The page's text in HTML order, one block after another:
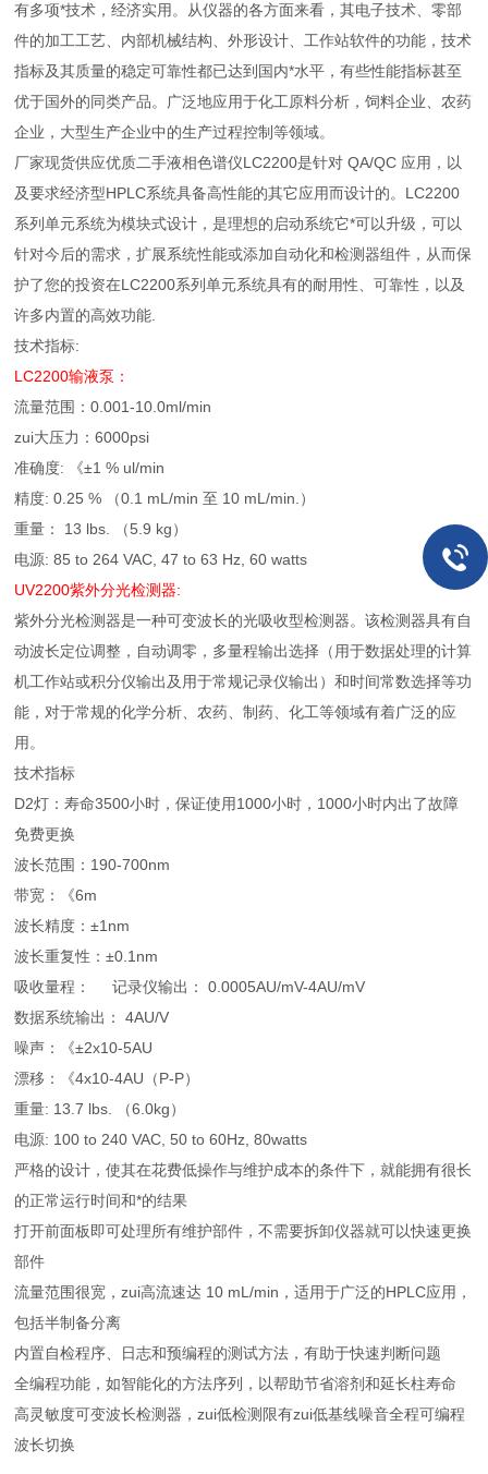
有多项*技术，经济实用。从仪器的各方面来看，其电子技术、零部
件的加工工艺、内部机械结构、外形设计、工作站软件的功能，技术
指标及其质量的稳定可靠性都已达到国内*水平，有些性能指标甚至
优于国外的同类产品。广泛地应用于化工原料分析，饲料企业、农药
企业，大型生产企业中的生产过程控制等领域。
厂家现货供应优质二手液相色谱仪LC2200是针对 QA/QC 应用，以
及要求经济型HPLC系统具备高性能的其它应用而设计的。LC2200
系列单元系统为模块式设计，是理想的启动系统它*可以升级，可以
针对今后的需求，扩展系统性能或添加自动化和检测器组件，从而保
护了您的投资在LC2200系列单元系统具有的耐用性、可靠性，以及
许多内置的高效功能.
技术指标:
LC2200输液泵：
流量范围：0.001-10.0ml/min
zui大压力：6000psi
准确度: 《±1 % ul/min
精度: 0.25 % （0.1 mL/min 至 10 mL/min.）
重量： 13 lbs. （5.9 kg）
电源: 85 to 264 VAC, 47 to 63 Hz, 60 watts
UV2200紫外分光检测器:
紫外分光检测器是一种可变波长的光吸收型检测器。该检测器具有自
动波长定位调整，自动调零，多量程输出选择（用于数据处理的计算
机工作站或积分仪输出及用于常规记录仪输出）和时间常数选择等功
能，对于常规的化学分析、农药、制药、化工等领域有着广泛的应
用。
技术指标
D2灯：寿命3500小时，保证使用1000小时，1000小时内出了故障
免费更换
波长范围：190-700nm
带宽：《6m
波长精度：±1nm
波长重复性：±0.1nm
吸收量程： 记录仪输出： 0.0005AU/mV-4AU/mV
数据系统输出： 4AU/V
噪声：《±2x10-5AU
漂移：《4x10-4AU（P-P）
重量: 13.7 lbs. （6.0kg）
电源: 100 to 240 VAC, 50 to 60Hz, 80watts
严格的设计，使其在花费低操作与维护成本的条件下，就能拥有很长
的正常运行时间和*的结果
打开前面板即可处理所有维护部件，不需要拆卸仪器就可以快速更换
部件
流量范围很宽，zui高流速达 10 mL/min，适用于广泛的HPLC应用，
包括半制备分离
内置自检程序、日志和预编程的测试方法，有助于快速判断问题
全编程功能，如智能化的方法序列，以帮助节省溶剂和延长柱寿命
高灵敏度可变波长检测器，zui低检测限有zui低基线噪音全程可编程
波长切换